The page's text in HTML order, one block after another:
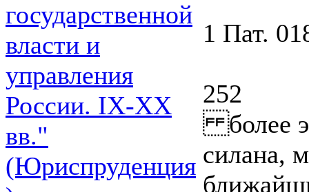
государственной
власти и
управления
России. IХ-ХХ
вв."
(Юриспруденция
1 Пат.
252
более
силана,